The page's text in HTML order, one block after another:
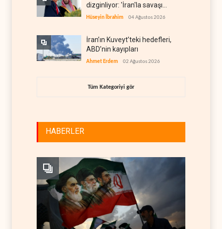
dizginliyor: 'İran'la savaşı
kaldıracak gücümüz yok'
Hüseyin İbrahim 04 Ağustos 2026
İran’ın Kuveyt’teki hedefleri,
ABD’nin kayıpları
Ahmet Erdem 02 Ağustos 2026
Tüm Kategoriyi gör
HABERLER